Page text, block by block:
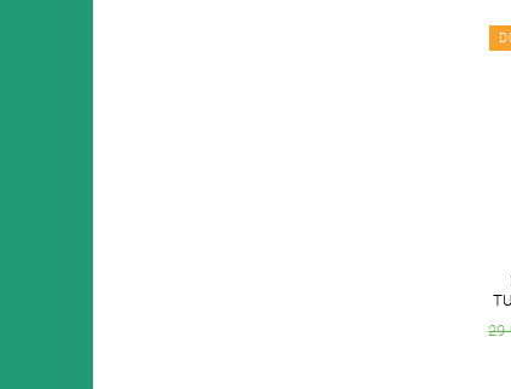
29